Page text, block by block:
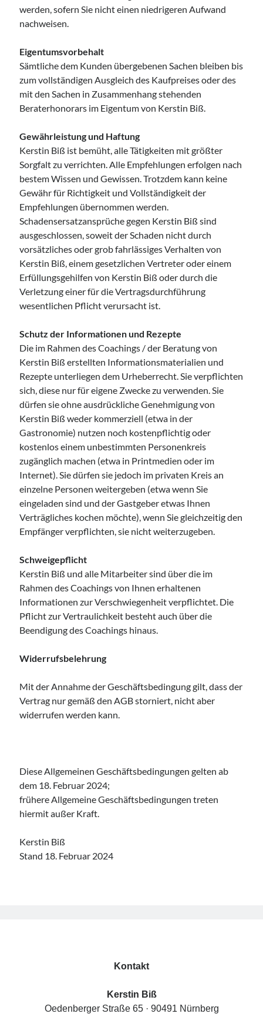
werden, sofern Sie nicht einen niedrigeren Aufwand
nachweisen.
Eigentumsvorbehalt
Sämtliche dem Kunden übergebenen Sachen bleiben bis
zum vollständigen Ausgleich des Kaufpreises oder des
mit den Sachen in Zusammenhang stehenden
Beraterhonorars im Eigentum von Kerstin Biß.
Gewährleistung und Haftung
Kerstin Biß ist bemüht, alle Tätigkeiten mit größter
Sorgfalt zu verrichten. Alle Empfehlungen erfolgen nach
bestem Wissen und Gewissen. Trotzdem kann keine
Gewähr für Richtigkeit und Vollständigkeit der
Empfehlungen übernommen werden.
Schadensersatzansprüche gegen Kerstin Biß sind
ausgeschlossen, soweit der Schaden nicht durch
vorsätzliches oder grob fahrlässiges Verhalten von
Kerstin Biß, einem gesetzlichen Vertreter oder einem
Erfüllungsgehilfen von Kerstin Biß oder durch die
Verletzung einer für die Vertragsdurchführung
wesentlichen Pflicht verursacht ist.
Schutz der Informationen und Rezepte
Die im Rahmen des Coachings / der Beratung von
Kerstin Biß erstellten Informationsmaterialien und
Rezepte unterliegen dem Urheberrecht. Sie verpflichten
sich, diese nur für eigene Zwecke zu verwenden. Sie
dürfen sie ohne ausdrückliche Genehmigung von
Kerstin Biß weder kommerziell (etwa in der
Gastronomie) nutzen noch kostenpflichtig oder
kostenlos einem unbestimmten Personenkreis
zugänglich machen (etwa in Printmedien oder im
Internet). Sie dürfen sie jedoch im privaten Kreis an
einzelne Personen weitergeben (etwa wenn Sie
eingeladen sind und der Gastgeber etwas Ihnen
Verträgliches kochen möchte), wenn Sie gleichzeitig den
Empfänger verpflichten, sie nicht weiterzugeben.
Schweigepflicht
Kerstin Biß und alle Mitarbeiter sind über die im
Rahmen des Coachings von Ihnen erhaltenen
Informationen zur Verschwiegenheit verpflichtet. Die
Pflicht zur Vertraulichkeit besteht auch über die
Beendigung des Coachings hinaus.
Widerrufsbelehrung
Mit der Annahme der Geschäftsbedingung gilt, dass der
Vertrag nur gemäß den AGB storniert, nicht aber
widerrufen werden kann.
Diese Allgemeinen Geschäftsbedingungen gelten ab
dem 18. Februar 2024;
frühere Allgemeine Geschäftsbedingungen treten
hiermit außer Kraft.
Kerstin Biß
Stand 18. Februar 2024
Kontakt
Kerstin Biß
Oedenberger Straße 65 · 90491 Nürnberg